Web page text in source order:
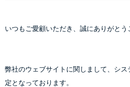
いつもご愛顧いただき、誠にありがとう
弊社のウェブサイトに関しまして、シ
定となっております。